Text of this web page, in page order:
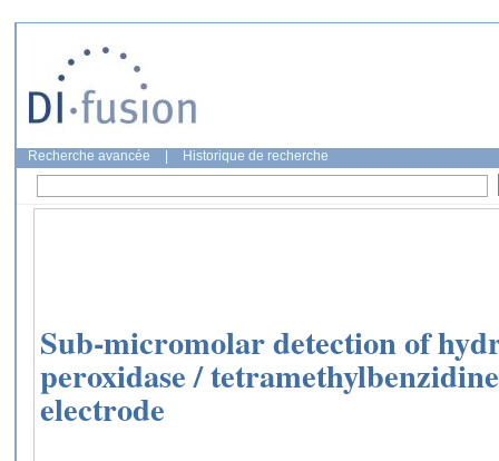
Recherche avancée Historique de recherche
Sub-micromolar detection of
peroxidase /
electrode